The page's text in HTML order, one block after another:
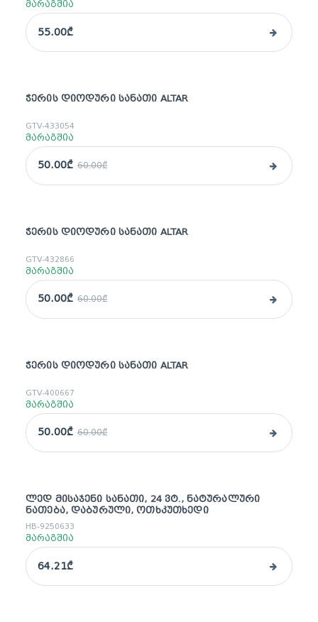
მარაგშია
55.00₾
sale
ᲭᲔᲠᲘᲡ ᲓᲘᲝᲓᲣᲠᲘ ᲡᲐᲜᲐᲗᲘ ALTAR
GTV-433054
მარაგშია
50.00₾ 60.00₾
sale
ᲭᲔᲠᲘᲡ ᲓᲘᲝᲓᲣᲠᲘ ᲡᲐᲜᲐᲗᲘ ALTAR
GTV-432866
მარაგშია
50.00₾ 60.00₾
sale
ᲭᲔᲠᲘᲡ ᲓᲘᲝᲓᲣᲠᲘ ᲡᲐᲜᲐᲗᲘ ALTAR
GTV-400667
მარაგშია
50.00₾ 60.00₾
ᲚᲔᲓ ᲛᲘᲡᲐᲯᲔᲜᲘ ᲡᲐᲜᲐᲗᲘ, 24 ᲕᲢ., ᲜᲐᲢᲣᲠᲐᲚᲣᲠᲘ
ᲜᲐᲗᲔᲑᲐ, ᲓᲐᲑᲣᲠᲣᲚᲘ, ᲝᲗᲮᲙᲣᲗᲮᲔᲓᲘ
HB-9250633
მარაგშია
64.21₾